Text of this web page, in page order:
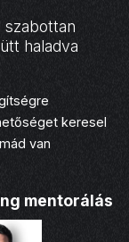
szabottan
haladva
keresel
van
mentorálás